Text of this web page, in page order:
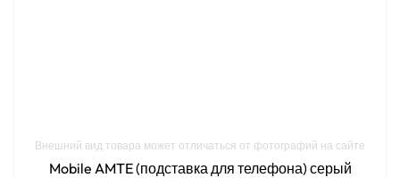
Внешний вид товара может отличаться от фотографий на сайте
Mobile AMTE (подставка для телефона) серый